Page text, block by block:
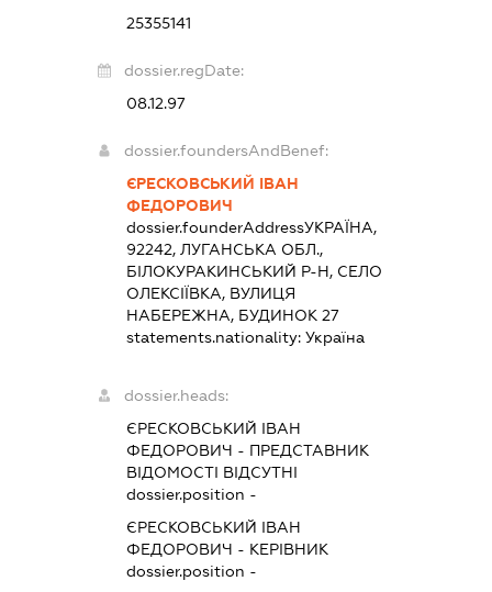
25355141
dossier.regDate:
08.12.97
dossier.foundersAndBenef:
ЄРЕСКОВСЬКИЙ ІВАН
ФЕДОРОВИЧ
dossier.founderAddressУКРАЇНА,
92242, ЛУГАНСЬКА ОБЛ.,
БІЛОКУРАКИНСЬКИЙ Р-Н, СЕЛО
ОЛЕКСІЇВКА, ВУЛИЦЯ
НАБЕРЕЖНА, БУДИНОК 27
statements.nationality: Україна
dossier.heads:
ЄРЕСКОВСЬКИЙ ІВАН
ФЕДОРОВИЧ - ПРЕДСТАВНИК
ВІДОМОСТІ ВІДСУТНІ
dossier.position -
ЄРЕСКОВСЬКИЙ ІВАН
ФЕДОРОВИЧ - КЕРІВНИК
dossier.position -